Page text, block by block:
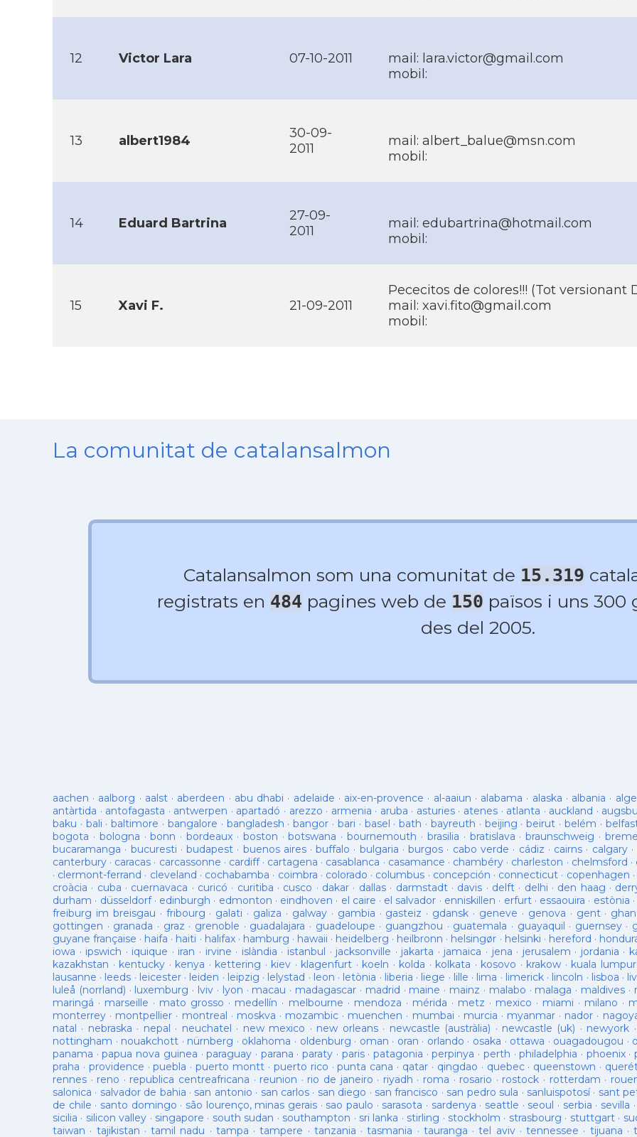
12 Victor Lara 07-10-2011
mail: lara.victor@gmail.com
mobil:
13 albert1984
30-09-
2011
mail: albert_balue@msn.com
mobil:
14 Eduard Bartrina
27-09-
2011
mail: edubartrina@hotmail.com
mobil:
15 Xavi F. 21-09-2011
Pececitos de colores!!! (Tot versionant
mail: xavi.fito@gmail.com
mobil:
La comunitat de catalansalmon
Catalansalmon som una comunitat de 15.319
registrats en 484 pagines web de 150 països i uns 300
des del 2005.
aachen · aalborg · aalst· aberdeen · abu dhabi · adelaide · aix-en-provence · al-aaiun · alabama · alaska · albania ·
antàrtida · antofagasta · antwerpen · apartadó · arezzo · armenia · aruba · asturies· atenes · atlanta · auckland ·
baku · bali ·baltimore · bangalore · bangladesh ·bangor · bari · basel ·bath · bayreuth · beijing ·beirut · belém ·
bogota · bologna ·bonn ·bordeaux · boston ·botswana ·bournemouth · brasilia · bratislava ·braunschweig ·
bucaramanga · bucuresti · budapest · buenos aires·buffalo · bulgaria ·burgos · cabo verde · cádiz · cairns · calgary·
canterbury · caracas · carcassonne · cardiff· cartagena · casablanca · casamance · chambéry · charleston · chelmsford ·
· clermont-ferrand · cleveland · cochabamba · coimbra · colorado · columbus · concepción · connecticut · copenhagen
croàcia · cuba · cuernavaca · curicó · curitiba · cusco · dakar · dallas· darmstadt· davis · delft· delhi · den haag ·
durham · düsseldorf· edinburgh · edmonton · eindhoven · el caire · el salvador · enniskillen · erfurt· essaouira · estònia ·
freiburg im breisgau · fribourg · galati · galiza · galway· gambia · gasteiz · gdansk · geneve · genova · gent·
gottingen · granada · graz · grenoble · guadalajara · guadeloupe · guangzhou · guatemala · guayaquil · guernsey·
guyane française · haifa · haiti · halifax· hamburg · hawaii · heidelberg · heilbronn · helsingør · helsinki · hereford ·
iowa · ipswich · iquique · iran · irvine · islàndia · istanbul · jacksonville · jakarta · jamaica · jena · jerusalem · jordania ·
kazakhstan · kentucky · kenya · kettering · kiev · klagenfurt · koeln · kolda · kolkata · kosovo · krakow · kuala lumpur
lausanne · leeds · leicester· leiden · leipzig · lelystad · leon · letònia · liberia · liege · lille · lima · limerick· lincoln · lisboa ·
luleå (norrland) · luxemburg · lviv · lyon · macau · madagascar · madrid · maine · mainz · malabo · malaga · maldives ·
maringá · marseille · mato grosso · medellín · melbourne · mendoza · mérida · metz · mexico · miami · milano ·
monterrey · montpellier · montreal · moskva · mozambic · muenchen · mumbai · murcia · myanmar · nador ·
natal · nebraska · nepal · neuchatel · new mexico · new orleans· newcastle (austràlia) · newcastle (uk) · newyork
nottingham · nouakchott · nürnberg · oklahoma · oldenburg · oman · oran · orlando · osaka · ottawa · ouagadougou ·
panama ·papua nova guinea ·paraguay · parana ·paraty · paris· patagonia ·perpinya · perth ·philadelphia · phoenix·
praha · providence ·puebla ·puerto montt · puerto rico ·punta cana · qatar · qingdao · quebec· queenstown ·
rennes · reno · republica centreafricana · reunion · rio de janeiro · riyadh · roma · rosario · rostock · rotterdam ·
salonica · salvador de bahia · san antonio · san carlos · san diego · san francisco · san pedro sula · sanluispotosí· sant
de chile · santo domingo · são lourenço, minas gerais· sao paulo · sarasota · sardenya · seattle · seoul · serbia · sevilla
sicilia · silicon valley · singapore · south sudan · southampton · sri lanka · stirling · stockholm · strasbourg · stuttgart·
taiwan · tajikistan ·tamil nadu · tampa ·tampere · tanzania ·tasmania · tauranga ·tel aviv·tennessee · tijuana ·